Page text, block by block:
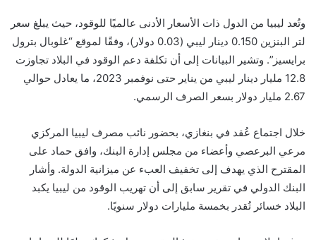
وتُعد ليبيا من الدول ذات الأسعار الأدنى عالميًا للوقود، حيث يبلغ سعر
لتر البنزين 0.150 دينار ليبي (0.03 دولار)، وفقًا لموقع “غلوبال بترول
برايسيز”. وتشير البيانات إلى أن تكلفة دعم الوقود في البلاد تجاوزت
12.8 مليار دينار ليبي من يناير حتى نوفمبر 2023، ما يعادل حوالي
2.67 مليار دولار بسعر الصرف الرسمي.
خلال اجتماع عُقد في بنغازي، بحضور نائب مصرف ليبيا المركزي
مرعي البرعصي وأعضاء من مجلس إدارة البنك، وافق حماد على
المقترح الذي يهدف إلى تخفيف العبء عن ميزانية الدولة. وأشار
البنك الدولي في تقرير سابق إلى أن تهريب الوقود من ليبيا يكبد
البلاد خسائر تُقدر بخمسة مليارات دولار سنويًا.